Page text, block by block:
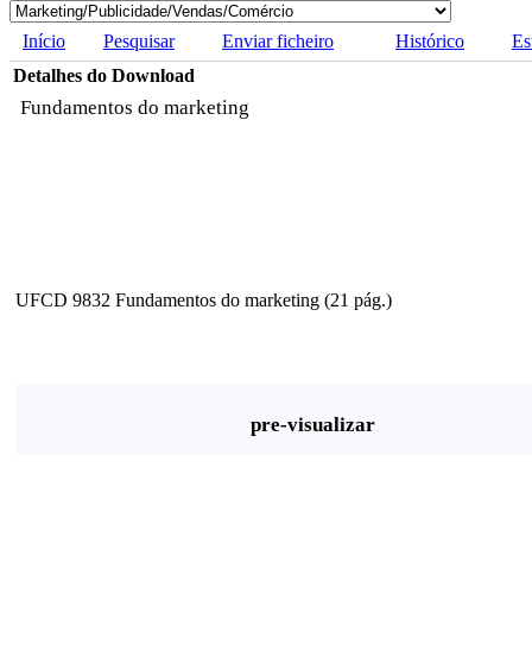
Início Pesquisar Enviar ficheiro Histórico
Detalhes do Download
Fundamentos do marketing
UFCD 9832 Fundamentos do marketing (21 pág.)
pre-visualizar